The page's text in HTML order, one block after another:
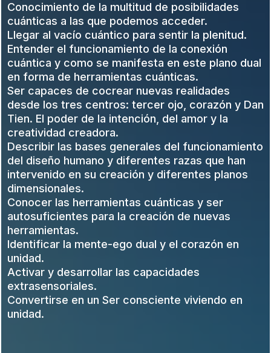
Conocimiento de la multitud de posibilidades
cuánticas a las que podemos acceder.
Llegar al vacío cuántico para sentir la plenitud.
Entender el funcionamiento de la conexión
cuántica y como se manifesta en este plano dual
en forma de herramientas cuánticas.
Ser capaces de cocrear nuevas realidades
desde los tres centros: tercer ojo, corazón y Dan
Tien. El poder de la intención, del amor y la
creatividad creadora.
Describir las bases generales del funcionamiento
del diseño humano y diferentes razas que han
intervenido en su creación y diferentes planos
dimensionales.
Conocer las herramientas cuánticas y ser
autosuficientes para la creación de nuevas
herramientas.
Identificar la mente-ego dual y el corazón en
unidad.
Activar y desarrollar las capacidades
extrasensoriales.
Convertirse en un Ser consciente viviendo en
unidad.